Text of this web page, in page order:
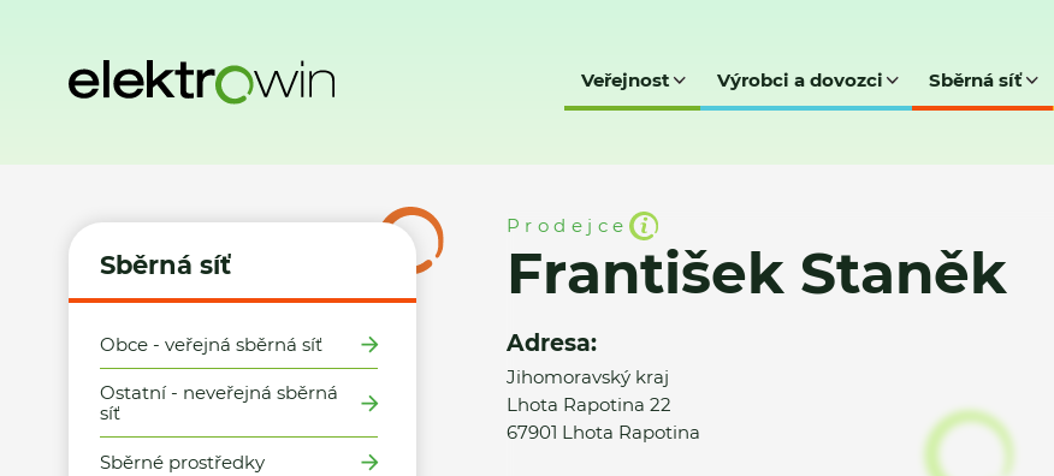
Veřejnost Výrobci a dovozci Sběrná síť
Sběrná síť
Obce - veřejná sběrná síť
Ostatní - neveřejná sběrná
síť
Sběrné prostředky
Prodejce
František Staněk
Adresa:
Jihomoravský kraj
Lhota Rapotina 22
67901 Lhota Rapotina